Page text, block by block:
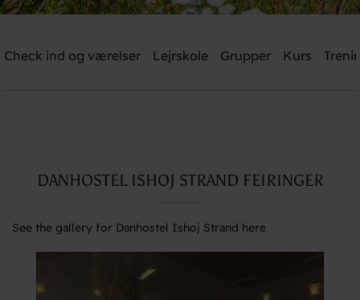
Need help? Ring:+45 4353 5015
Check ind og værelser Lejrskole Grupper Kurs
DANHOSTEL ISHOJ STRAND FEIRINGER
See the gallery for Danhostel Ishoj Strand here